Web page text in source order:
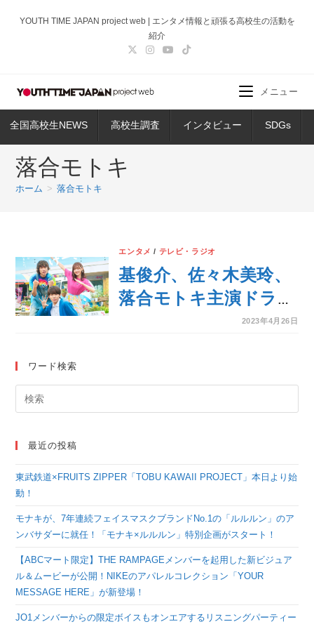
ス
ッ
YOUTH TIME JAPAN project web | エンタメ情報と頑張る高校生の活動を
紹介
全国高校生NEWS 高校生調査 インタビュー SDGs
メニュー
落合モトキ
ホーム > 落合モトキ
エンタメ / テレビ・ラジオ
基俊介、佐々木美玲、
落合モトキ主演ドラマ
「ぴーすおぶけーき」
HMV&BOOKS
SHIBUYAでのPOP UP
2023年4月26日
ワード検索
最近の投稿
東武鉄道×FRUITS ZIPPER「TOBU KAWAII PROJECT」本日より始
動！
モナキが、7年連続フェイスマスクブランドNo.1の「ルルルン」のア
ンバサダーに就任！「モナキ×ルルルン」特別企画がスタート！
【ABCマート限定】THE RAMPAGEメンバーを起用した新ビジュア
ル＆ムービーが公開！NIKEのアパレルコレクション「YOUR
MESSAGE HERE」が新登場！
JO1メンバーからの限定ボイスもオンエアするリスニングパーティー